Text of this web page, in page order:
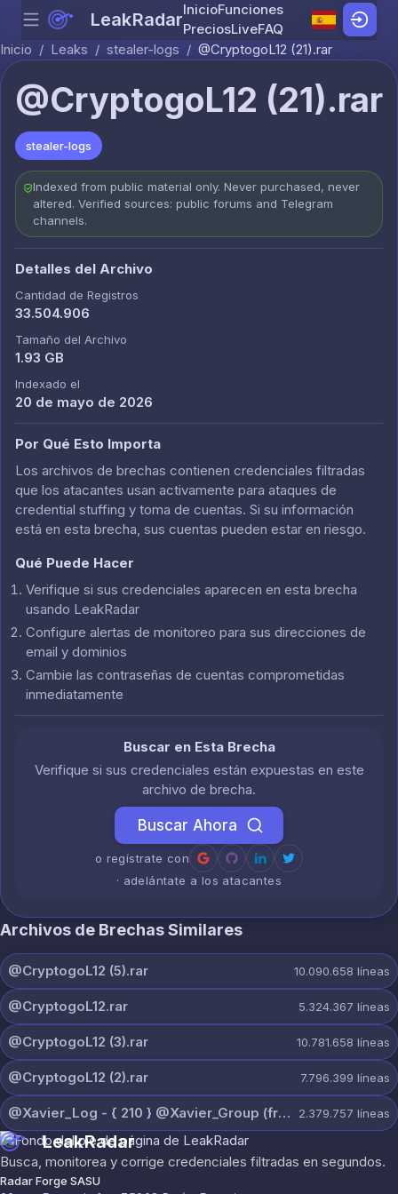
Skip to content
Menu LeakRadarInicioFunciones
PreciosLiveFAQ
Inicio / Leaks / stealer-logs / @CryptogoL12 (21).rar
@CryptogoL12 (21).rar
stealer-logs
Indexed from public material only. Never purchased, never
altered. Verified sources: public forums and Telegram
channels.
Detalles del Archivo
Cantidad de Registros
33.504.906
Tamaño del Archivo
1.93 GB
Indexado el
20 de mayo de 2026
Por Qué Esto Importa
Los archivos de brechas contienen credenciales filtradas
que los atacantes usan activamente para ataques de
credential stuffing y toma de cuentas. Si su información
está en esta brecha, sus cuentas pueden estar en riesgo.
Qué Puede Hacer
Verifique si sus credenciales aparecen en esta brecha
usando LeakRadar
Configure alertas de monitoreo para sus direcciones de
email y dominios
Cambie las contraseñas de cuentas comprometidas
inmediatamente
Buscar en Esta Brecha
Verifique si sus credenciales están expuestas en este
archivo de brecha.
Buscar Ahora
o regístrate con
· adelántate a los atacantes
Archivos de Brechas Similares
@CryptogoL12 (5).rar 10.090.658 líneas
@CryptogoL12.rar 5.324.367 líneas
@CryptogoL12 (3).rar 10.781.658 líneas
@CryptogoL12 (2).rar 7.796.399 líneas
@Xavier_Log - { 210 } @Xavier_Group (free).rar 2.379.757 líneas
LeakRadar
Busca, monitorea y corrige credenciales filtradas en segundos.
Radar Forge SASU